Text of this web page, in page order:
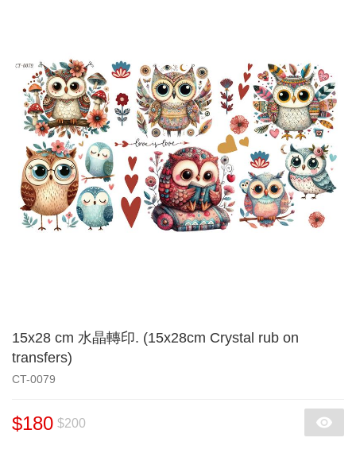
15x28 cm 水晶轉印. (15x28cm Crystal rub on
transfers)
CT-0079
$180 $200